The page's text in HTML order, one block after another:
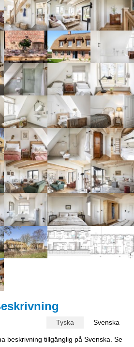
Tyska Svenska
beskrivning tillgänglig på Svenska. Se